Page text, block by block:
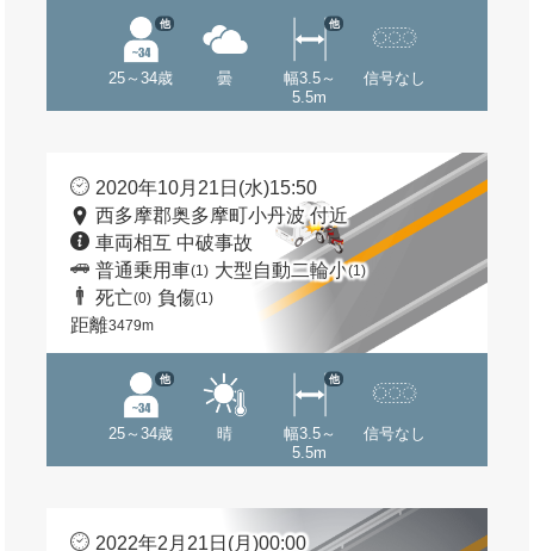
25～34歳
他
曇
幅3.5～
5.5m
他
信号なし
2020年10月21日(水)15:50
西多摩郡奥多摩町小丹波 付近
車両相互 中破事故
普通乗用車(1) 大型自動二輪小(1)
死亡(0) 負傷(1)
距離3479m
25～34歳
他
晴
幅3.5～
5.5m
他
信号なし
2022年2月21日(月)00:00